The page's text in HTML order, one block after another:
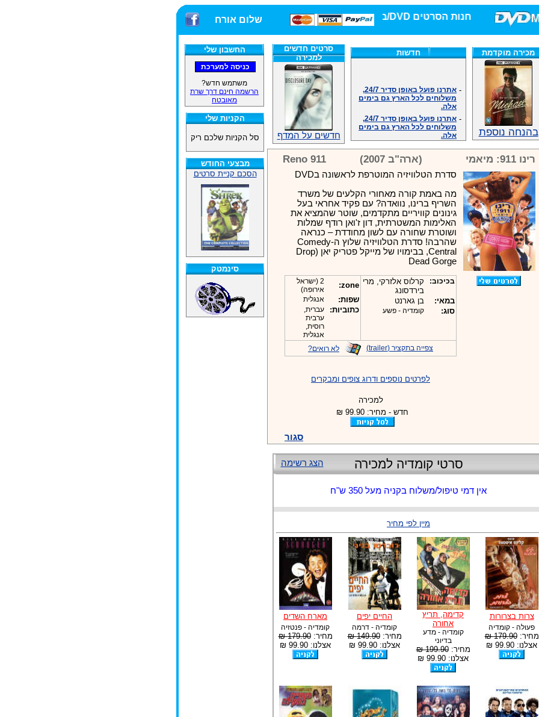
חנות הסרטים DVD/בלו-ריי/3D הגדולה ביותר! שלום אורח
החשבון שלי
משתמש חדש?
הרשמה חינם דרך שרת
מאובטח
הקניות שלי
סל הקניות שלכם ריק
מבצעי החודש
הסכם קניית סרטים
סינמטק
מכירה מוקדמת
בהנחה נוספת
חדשות
משלוחים לכל הארץ גם בימים
אלה.
משלוחים לכל הארץ גם בימים
אלה.
-אנחנו כאן לכול שאלה וזמינים
במענה הטלפוני שלנו.ובמייל
.האתר לרשותכם פעיל 24/7
מענה טלפוני: 09-7652392
זמינים במייל ובטלפון. האתר
לרשותכם פעיל 24/7
צוות דיוידי מאסטר ישיר.
אנחנו כאן לכול שאלה וזמינים
במענה הטלפוני שלנו.ובמייל
.האתר לרשותכם 24/7
מענה טלפוני: 09-7652392
סרטים חדשים
למכירה
חדשים על המדף
רינו 911: מיאמי (ארה"ב 2007) Reno 911
סדרת הטלוויזיה המוטרפת לראשונה בDVD
מה באמת קורה מאחורי הקלעים של משרד
השריף ברינו, נוואדה? עם פקיד אחראי בעל
גינונים קוויריים מתקדמים, שוטר שהמציא את
האלימות המשטרתית, דון ז'ואן רודף שמלות
ושוטרת שחורה עם לשון מחודדת – כנראה
שהרבה! סדרת הטלוויזיה שלוץ ה-Comedy
Central, בבימויו של מייקל פטריק יאן (Drop
Dead Gorge
בכיכוב:
קרלוס אלזרקי, מרי
בירדסונג
במאי:
בן גארנט
סוג:
קומדיה - פשע
zone:
2 (ישראל
אירופה)
שפות: אנגלית
כתוביות:
עברית,
ערבית
רוסית,
אנגלית
צפייה בתקציר (trailer)
לא רואים?
לפרטים נוספים ודרוג צופים ומבקרים
למכירה
חדש - מחיר: 99.90 ₪
סגור
הצג רשימה סרטי קומדיה למכירה
אין דמי טיפול/משלוח בקניה מעל 350 ש"ח
מיין לפי מחיר
צרות בצרורות
פעולה - קומדיה
מחיר:179.90 ₪
אצלנו: 99.90 ₪
קדימה, תריץ
אחורה
קומדיה - מדע
בדיוני
מחיר:199.90 ₪
אצלנו: 99.90 ₪
החיים יפים
קומדיה - דרמה
מחיר:149.90 ₪
אצלנו: 99.90 ₪
מארח השדים
קומדיה - פנטזיה
מחיר:179.90 ₪
אצלנו: 99.90 ₪